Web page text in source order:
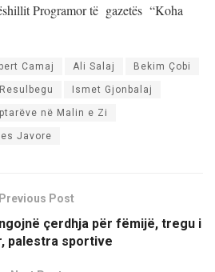
Programor të gazetës “Koha
Camaj Ali Salaj Bekim Çobi
Ismet Gjonbalaj
në Malin e Zi
Javore
Previous Post
çerdhja për fëmijë, tregu i
palestra sportive